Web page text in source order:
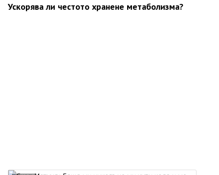
Ускорява ли честото хранене метаболизма?